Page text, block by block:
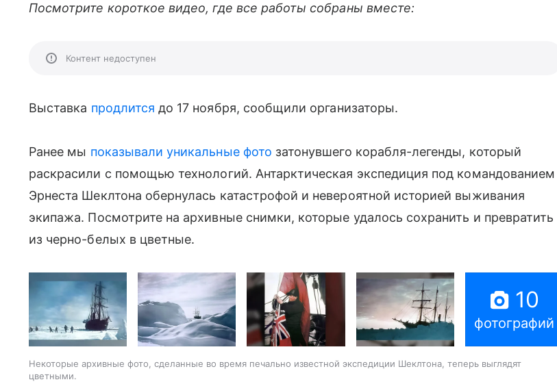
Посмотрите короткое видео, где все работы собраны вместе:
Контент недоступен
Выставка продлится до 17 ноября, сообщили организаторы.
Ранее мы показывали уникальные фото затонувшего корабля-легенды, который
раскрасили с помощью технологий. Антарктическая экспедиция под командованием
Эрнеста Шеклтона обернулась катастрофой и невероятной историей выживания
экипажа. Посмотрите на архивные снимки, которые удалось сохранить и превратить
из черно-белых в цветные.
10
фотографий
Некоторые архивные фото, сделанные во время печально известной экспедиции Шеклтона, теперь выглядят
цветными.